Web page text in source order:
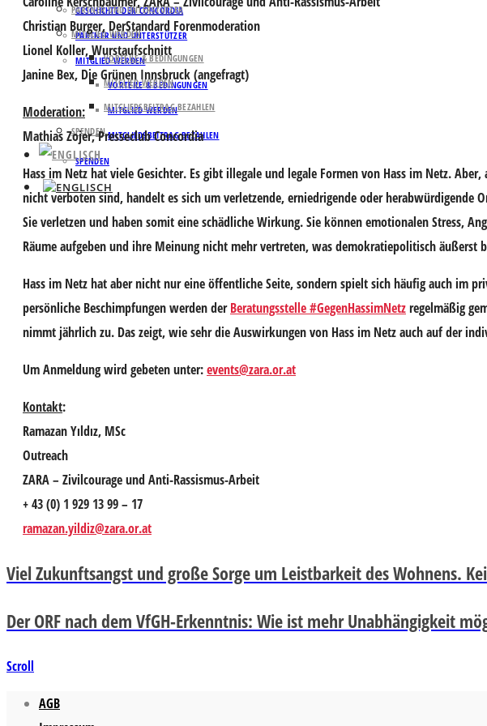
GESCHICHTE DER CONCORDIA
PARTNER UND UNTERSTÜTZER
MITGLIED WERDEN
VORTEILE & BEDINGUNGEN
MITGLIED WERDEN
MITGLIEDSBEITRAG BEZAHLEN
SPENDEN
PARTNER UND UNTERSTÜTZER
MITGLIED WERDEN
VORTEILE & BEDINGUNGEN
MITGLIED WERDEN
MITGLIEDSBEITRAG BEZAHLEN
SPENDEN
Christian Burger, DerStandard Forenmoderation
Lionel Koller, Wurstaufschnitt
Janine Bex, Die Grünen Innsbruck (angefragt)
Moderation:
Mathias Zojer, Presseclub Concordia
Hass im Netz hat viele Gesichter. Es gibt illegale und legale Formen von Hass im Netz.
nicht verboten sind, handelt es sich um verletzende, erniedrigende oder herabwürdigende
Sie verletzen und haben somit eine schädliche Wirkung. Sie können emotionalen Stress,
Räume aufgeben und ihre Meinung nicht mehr vertreten, was demokratiepolitisch äußerst
Hass im Netz hat aber nicht nur eine öffentliche Seite, sondern spielt sich häufig auch im
persönliche Beschimpfungen werden derBeratungsstelle #GegenHassimNetzregelmäßig
nimmt jährlich zu. Das zeigt, wie sehr die Auswirkungen von Hass im Netz auch auf der
Um Anmeldung wird gebeten unter:events@zara.or.at
Kontakt:
Ramazan Yıldız, MSc
Outreach
ZARA – Zivilcourage und Anti-Rassismus-Arbeit
+ 43 (0) 1 929 13 99 – 17
ramazan.yildiz@zara.or.at
Viel Zukunftsangst und große Sorge um Leistbarkeit des Wohnens.
Der ORF nach dem VfGH-Erkenntnis: Wie ist mehr Unabhängigkeit
Scroll
AGB